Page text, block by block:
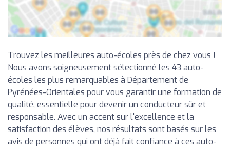
Trouvez les meilleures auto-écoles près de chez vous !
Nous avons soigneusement sélectionné les 43 auto-
écoles les plus remarquables à Département de
Pyrénées-Orientales pour vous garantir une formation de
qualité, essentielle pour devenir un conducteur sûr et
responsable. Avec un accent sur l'excellence et la
satisfaction des élèves, nos résultats sont basés sur les
avis de personnes qui ont déjà fait confiance à ces auto-